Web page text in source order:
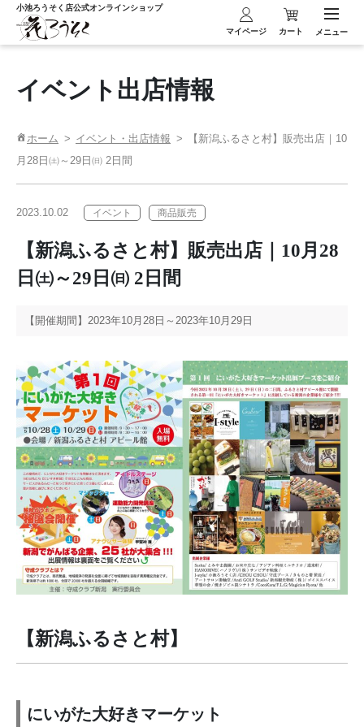
小池ろうそく店公式オンラインショップ
マイページ カート メニュー
イベント出店情報
ホーム イベント・出店情報
【新潟ふるさと村】販売出店｜10
月28日㈯～29日㈰ 2日間
2023.10.02 イベント 商品販売
【新潟ふるさと村】販売出店｜10月28
日㈯～29日㈰ 2日間
【開催期間】 2023年10月28日～2023年10月29日
【新潟ふるさと村】
にいがた大好きマーケット